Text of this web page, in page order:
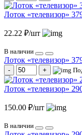
Лоток «телевизор»
22.22 ₽/шт
В наличии
Лоток «телевизор»
Лоток «телевизор»
150.00 ₽/шт
В наличии